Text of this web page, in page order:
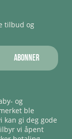
tilbud og
Abonner
og
ble
kan gi deg gode
vi åpent